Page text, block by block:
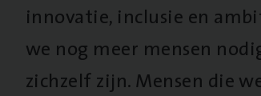
innovatie, inclusie en
we nog meer mensen
zichzelf zijn. Mensen die